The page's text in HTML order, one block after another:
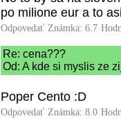
po milione eur a to
Odpovedať Známka: 6.7
Re: cena???
Od: A kde si myslis ze
Poper Cento :D
Odpovedať Známka: 8.0